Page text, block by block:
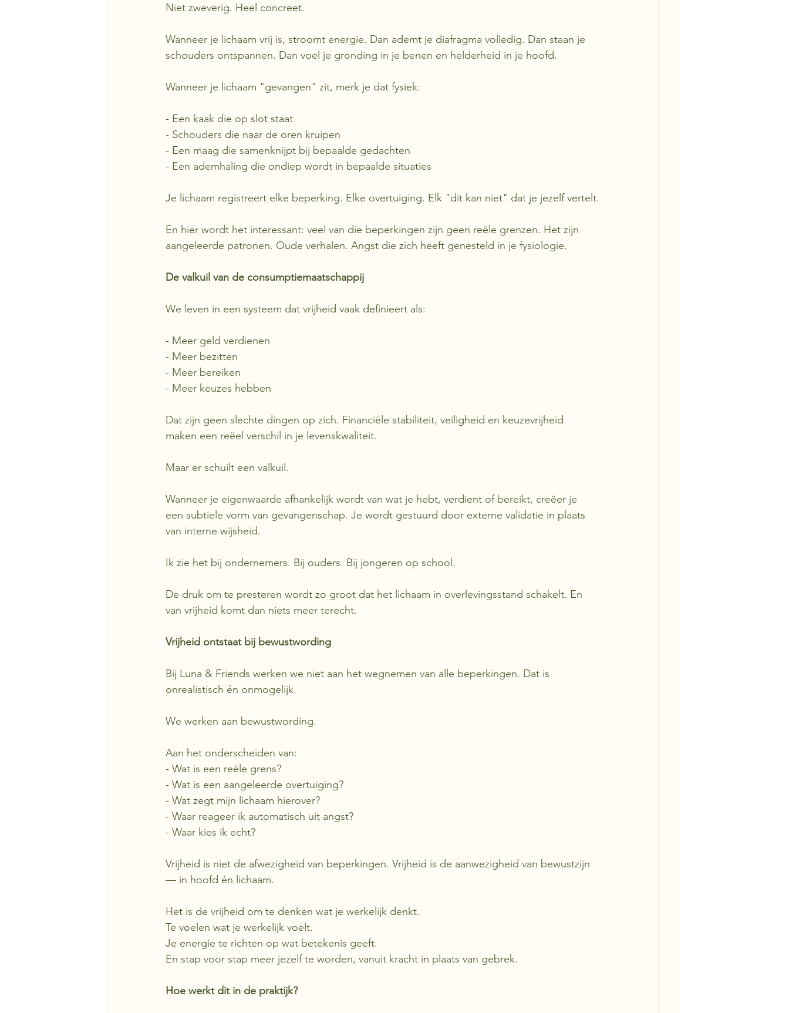
Niet zweverig. Heel concreet.
Wanneer je lichaam vrij is, stroomt energie. Dan ademt je diafragma volledig. Dan staan je
schouders ontspannen. Dan voel je gronding in je benen en helderheid in je hoofd.
Wanneer je lichaam "gevangen" zit, merk je dat fysiek:
- Een kaak die op slot staat
- Schouders die naar de oren kruipen
- Een maag die samenknijpt bij bepaalde gedachten
- Een ademhaling die ondiep wordt in bepaalde situaties
Je lichaam registreert elke beperking. Elke overtuiging. Elk "dit kan niet" dat je jezelf vertelt.
En hier wordt het interessant: veel van die beperkingen zijn geen reële grenzen. Het zijn
aangeleerde patronen. Oude verhalen. Angst die zich heeft genesteld in je fysiologie.
De valkuil van de consumptiemaatschappij
We leven in een systeem dat vrijheid vaak definieert als:
- Meer geld verdienen
- Meer bezitten
- Meer bereiken
- Meer keuzes hebben
Dat zijn geen slechte dingen op zich. Financiële stabiliteit, veiligheid en keuzevrijheid
maken een reëel verschil in je levenskwaliteit.
Maar er schuilt een valkuil.
Wanneer je eigenwaarde afhankelijk wordt van wat je hebt, verdient of bereikt, creëer je
een subtiele vorm van gevangenschap. Je wordt gestuurd door externe validatie in plaats
van interne wijsheid.
Ik zie het bij ondernemers. Bij ouders. Bij jongeren op school.
De druk om te presteren wordt zo groot dat het lichaam in overlevingsstand schakelt. En
van vrijheid komt dan niets meer terecht.
Vrijheid ontstaat bij bewustwording
Bij Luna & Friends werken we niet aan het wegnemen van alle beperkingen. Dat is
onrealistisch én onmogelijk.
We werken aan bewustwording.
Aan het onderscheiden van:
- Wat is een reële grens?
- Wat is een aangeleerde overtuiging?
- Wat zegt mijn lichaam hierover?
- Waar reageer ik automatisch uit angst?
- Waar kies ik echt?
Vrijheid is niet de afwezigheid van beperkingen. Vrijheid is de aanwezigheid van bewustzijn
— in hoofd én lichaam.
Het is de vrijheid om te denken wat je werkelijk denkt.
Te voelen wat je werkelijk voelt.
Je energie te richten op wat betekenis geeft.
En stap voor stap meer jezelf te worden, vanuit kracht in plaats van gebrek.
Hoe werkt dit in de praktijk?